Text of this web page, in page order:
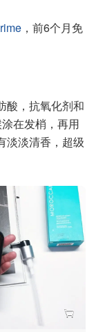
，前6个月免
酸，抗氧化剂和
在发梢，再用
淡淡清香，超级